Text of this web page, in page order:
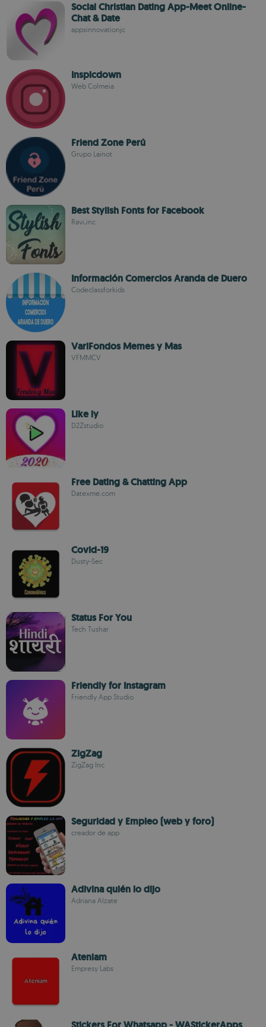
Social Christian Dating App-Meet Online-
Chat & Date
appsinnovationjc
Inspicdown
Web Colmeia
Friend Zone Perú
Grupo Lainot
Best Stylish Fonts for Facebook
Ravi,inc
Información Comercios Aranda de Duero
Codeclassforkids
VariFondos Memes y Mas
VFMMCV
Like ly
D2Zstudio
Free Dating & Chatting App
Datexme.com
Covid-19
Dusty-Sec
Status For You
Tech Tushar
Friendly for Instagram
Friendly App Studio
ZigZag
ZigZag Inc
Seguridad y Empleo (web y foro)
creador de app
Adivina quién lo dijo
Adriana Alzate
Ateniam
Empresy Labs